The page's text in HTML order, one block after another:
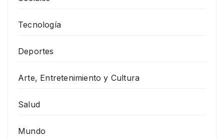
Tecnología
Deportes
Arte, Entretenimiento y Cultura
Salud
Mundo